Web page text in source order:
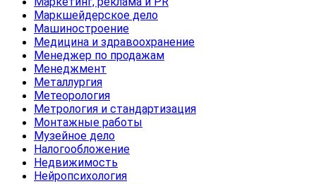
Маркшейдерское дело
Машиностроение
Медицина и здравоохранение
Менеджер по продажам
Менеджмент
Металлургия
Метеорология
Метрология и стандартизация
Монтажные работы
Музейное дело
Налогообложение
Недвижимость
Нейропсихология